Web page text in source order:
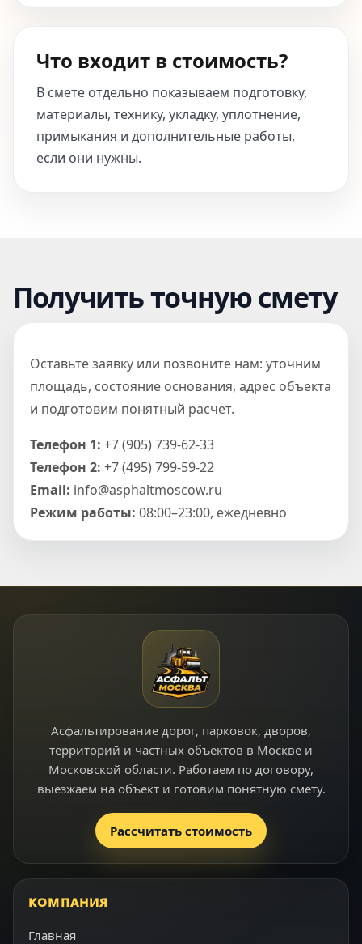
Что входит в стоимость?
В смете отдельно показываем подготовку,
материалы, технику, укладку, уплотнение,
примыкания и дополнительные работы,
если они нужны.
Получить точную смету
Оставьте заявку или позвоните нам: уточним
площадь, состояние основания, адрес объекта
и подготовим понятный расчет.
Телефон 1: +7 (905) 739-62-33
Телефон 2: +7 (495) 799-59-22
Email: info@asphaltmoscow.ru
Режим работы: 08:00–23:00, ежедневно
Асфальтирование дорог, парковок, дворов,
территорий и частных объектов в Москве и
Московской области. Работаем по договору,
выезжаем на объект и готовим понятную смету.
Рассчитать стоимость
КОМПАНИЯ
Главная